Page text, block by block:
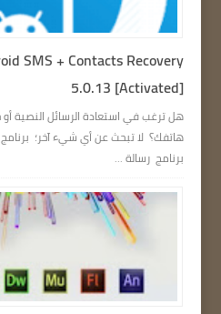
SMS + Contacts Recovery
5.0.13 [Activated]
هل ترغب في استعادة الرسائل النصية
هاتفك؟ لا تبحث عن أي شيء آخر؛
برنامج رسالة ...